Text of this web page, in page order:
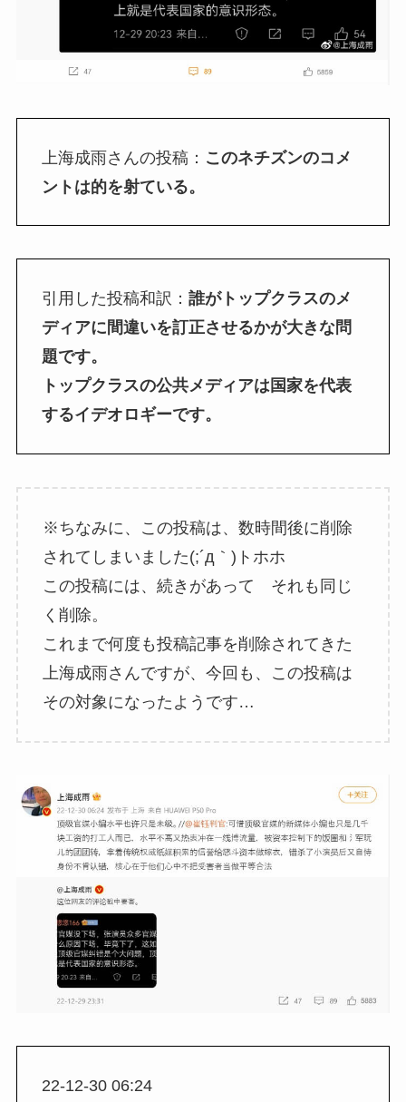
上海成雨さんの投稿： このネチズンのコメ
ントは的を射ている。
引用した投稿和訳： 誰がトップクラスのメ
ディアに間違いを訂正させるかが大きな問
題です。
トップクラスの公共メディアは国家を代表
するイデオロギーです。
※ちなみに、この投稿は、数時間後に削除
されてしまいました(;´д｀)トホホ
この投稿には、続きがあって それも同じ
く削除。
これまで何度も投稿記事を削除されてきた
上海成雨さんですが、今回も、この投稿は
その対象になったようです…
22-12-30 06:24